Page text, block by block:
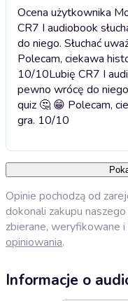
Ocena użytkownika
CR7 I audiobook
do niego. Słuchać
Polecam, ciekawa
10/10Lubię CR7 I
pewno wrócę do
quiz 🤔 😁 Polecam,
gra. 10/10
Opinie pochodzą od
dokonali zakupu
zbierane, weryfikowane
opiniowania.
Informacje o